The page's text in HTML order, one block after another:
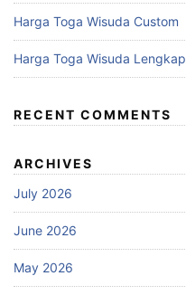
Harga Toga Wisuda Custom
Harga Toga Wisuda Lengkap
RECENT COMMENTS
ARCHIVES
July 2026
June 2026
May 2026